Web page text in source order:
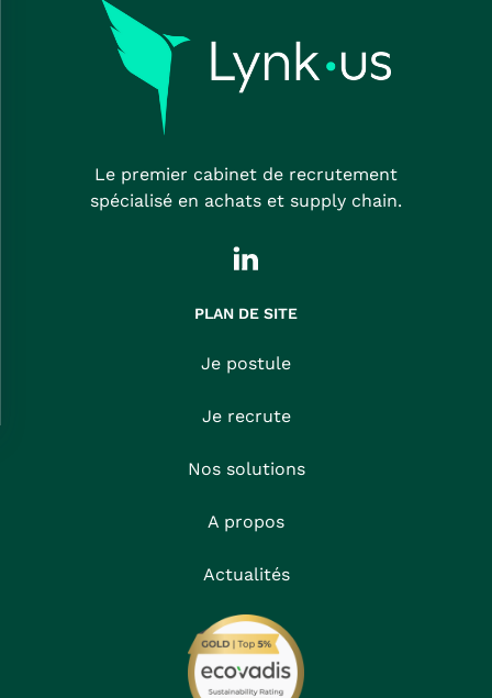
Le premier cabinet de recrutement
spécialisé en achats et supply chain.
PLAN DE SITE
Je postule
Je recrute
Nos solutions
A propos
Actualités